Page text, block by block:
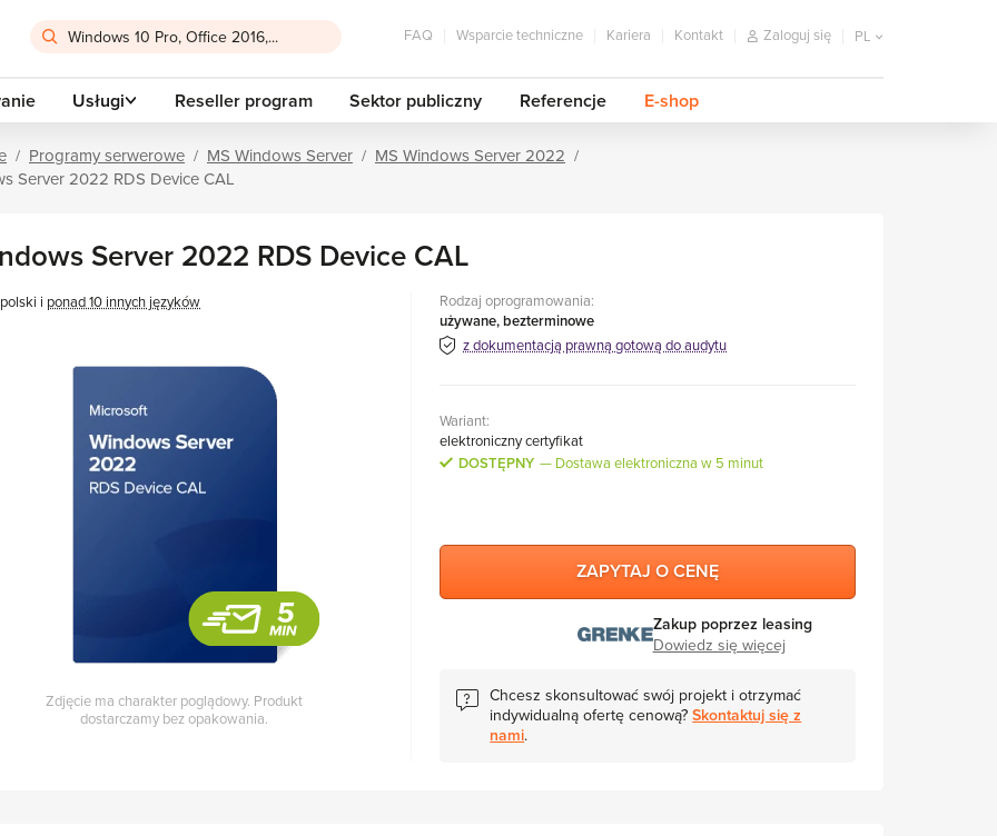
FAQ Wsparcie techniczne Kariera Kontakt Zaloguj się PL
Usługi Reseller program Sektor publiczny Referencje E-shop
Programy serwerowe MS Windows Server
MS Windows Server 2022
Server 2022 RDS Device CAL
Server 2022 RDS Device CAL
polski i ponad 10 innych języków
Zdjęcie ma charakter poglądowy. Produkt
dostarczamy bez opakowania.
Rodzaj oprogramowania:
używane, bezterminowe
z dokumentacją prawną gotową do audytu
Wariant:
elektroniczny certyfikat
DOSTĘPNY
Dostawa elektroniczna w 5 minut
ZAPYTAJ O CENĘ
Zakup poprzez leasing
Dowiedz się więcej
Chcesz skonsultować swój projekt i otrzymać
indywidualną ofertę cenową?Skontaktuj się z
nami.